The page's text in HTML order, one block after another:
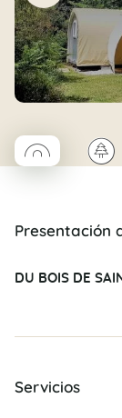
◯Coco rond🌲
Presentación
DU BOIS DE
Servicios